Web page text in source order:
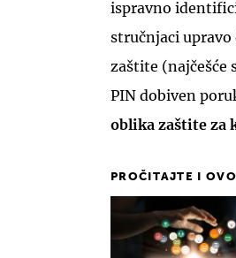
ispravno
stručnjaci
zaštite (najčešće
PIN dobiven
oblika zaštite za
PROČITAJTE I OVO